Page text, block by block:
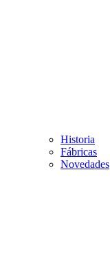
Historia
Fábricas
Novedades